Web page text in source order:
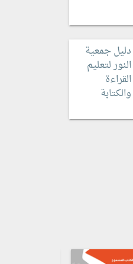
دليل جمعية
النور لتعليم
القراءة
والكتابة